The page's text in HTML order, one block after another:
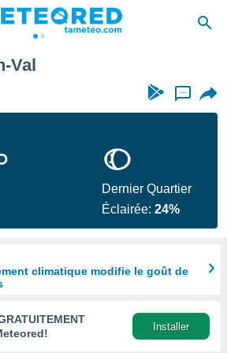
Val
...
Dernier Quartier
Éclairée:24%
climatique modifie le goût de
Installer